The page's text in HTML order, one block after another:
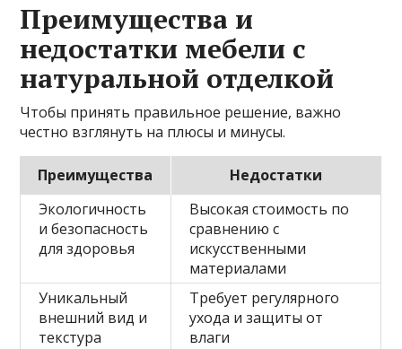
Преимущества и
недостатки мебели с
натуральной отделкой
Чтобы принять правильное решение, важно
честно взглянуть на плюсы и минусы.
Преимущества
Недостатки
Экологичность
и безопасность
для здоровья
Высокая стоимость по
сравнению с
искусственными
материалами
Уникальный
внешний вид и
текстура
Требует регулярного
ухода и защиты от
влаги